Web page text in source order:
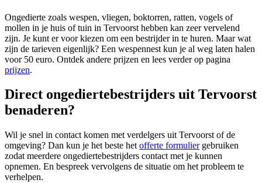
Ongedierte zoals wespen, vliegen, boktorren, ratten, vogels of
mollen in je huis of tuin in Tervoorst hebben kan zeer vervelend
zijn. Je kunt er voor kiezen om een bestrijder in te huren. Maar wat
zijn de tarieven eigenlijk? Een wespennest kun je al weg laten halen
voor 50 euro. Ontdek andere prijzen en lees verder op pagina
prijzen.
Direct ongediertebestrijders uit Tervoorst
benaderen?
Wil je snel in contact komen met verdelgers uit Tervoorst of de
omgeving? Dan kun je het beste het offerte formuliergebruiken
zodat meerdere ongediertebestrijders contact met je kunnen
opnemen. En bespreek vervolgens de situatie om het probleem te
verhelpen.